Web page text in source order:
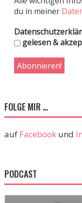
du in meiner
gelesen &
FOLGE MIR …
auf Facebookund
PODCAST